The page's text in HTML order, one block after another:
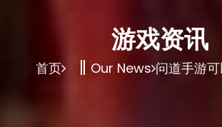
游戏资讯
首页 Our News 问道手游